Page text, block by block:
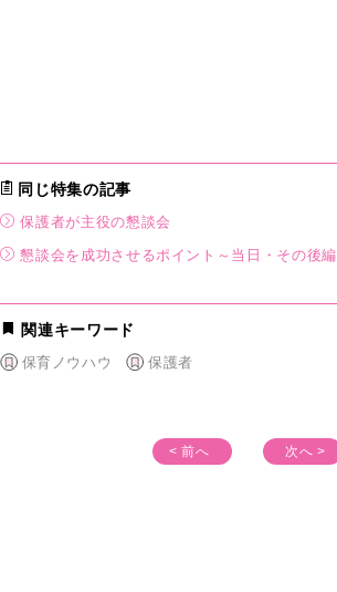
同じ特集の記事
保護者が主役の懇談会
懇談会を成功させるポイント～当日・その後編
関連キーワード
保育ノウハウ 保護者
< 前へ 次へ >